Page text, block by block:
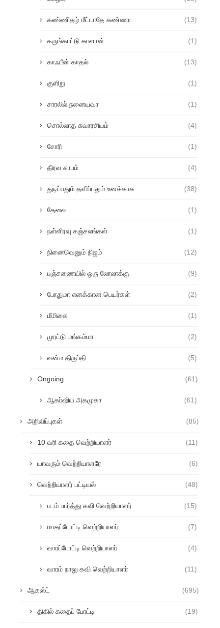
கண்ணிதழ் மீட்டாதே கண்ணா (13)
கருங்காட்டு காளான் (1)
காஃபீன் காதல் (13)
குளிறு (1)
சாரலில் நனையவா (1)
சொல்லாத சுவாரசியம் (4)
சோரி (1)
திரவ சாபம் (4)
துடிப்பதும் தவிப்பதும் உனக்காக (38)
தேவை (1)
நள்ளிரவு சஞ்சலங்கள் (1)
நினைவெனும் நிஜம் (12)
பஞ்சணையில் ஒரு லோலாக்கு (9)
போதுமா எனக்கான பெயர்கள் (2)
மீமிகை (1)
முரட்டு மங்கம்மா (2)
வன்ம திருப்தி (5)
Ongoing (61)
ஆகர்ஷிய அகமுகா (61)
அறிவிப்புகள் (85)
10 வரி கதை வெற்றியாளர் (11)
யாவரும் வெற்றியாளரே (6)
வெற்றியாளர் பட்டியல் (48)
படம் பார்த்து கவி வெற்றியாளர் (15)
மாதப்போட்டி வெற்றியாளர் (7)
வாரப்போட்டி வெற்றியாளர் (4)
வாரம் நாலு கவி வெற்றியாளர் (11)
ஆகஸ்ட் (695)
திகில் கதைப் போட்டி (19)